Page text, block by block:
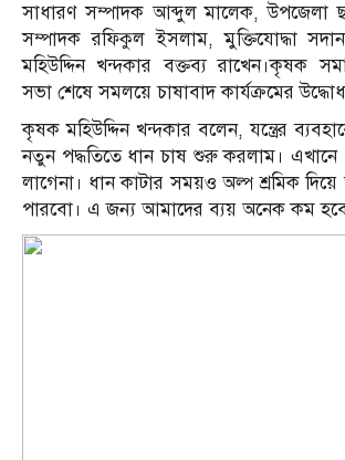
সাধারণ সম্পাদক আব্দুল মালেক, উপজেলা
সম্পাদক রফিকুল ইসলাম, মুক্তিযোদ্ধা
মহিউদ্দিন খন্দকার বক্তব্য রাখেন।কৃষক
সভা শেষে সমলয়ে চাষাবাদ কার্যক্রমের
কৃষক মহিউদ্দিন খন্দকার বলেন, যন্ত্রের
নতুন পদ্ধতিতে ধান চাষ শুরু করলাম। এখানে
লাগেনা। ধান কাটার সময়ও অল্প শ্রমিক
পারবো। এ জন্য আমাদের ব্যয় অনেক কম